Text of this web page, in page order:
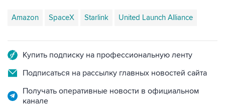
Amazon SpaceX Starlink United Launch Alliance
Купить подписку на профессиональную ленту
Подписаться на рассылку главных новостей сайта
Получать оперативные новости в официальном
канале